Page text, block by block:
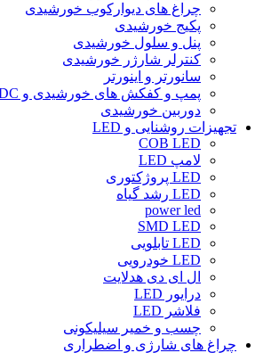
چراغ های دیوارکوب خورشیدی
پکیج خورشیدی
پنل و سلول خورشیدی
کنترلر شارژر خورشیدی
سانورتر و اینورتر
پمپ و کفکش های خورشیدی و DC
دوربین خورشیدی
تجهیزات روشنایی و LED
COB LED
لامپ LED
LED پروژکتوری
LED رشد گیاه
power led
SMD LED
LED تابلویی
LED خودرویی
ال ای دی هدلایت
درایور LED
فلاشر LED
چسب و خمیر سیلیکونی
چراغ های شارژی و اضطراری